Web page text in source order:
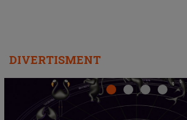
DIVERTISMENT